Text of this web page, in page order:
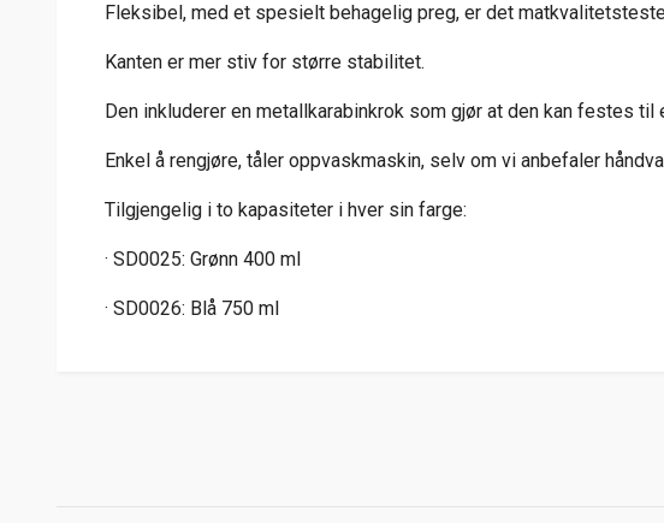
Fleksibel, med et spesielt behagelig preg, er det
Kanten er mer stiv for større stabilitet.
Den inkluderer en metallkarabinkrok som gjør at den kan festes
Enkel å rengjøre, tåler oppvaskmaskin, selv om vi anbefaler
Tilgjengelig i to kapasiteter i hver sin farge:
· SD0025: Grønn 400 ml
· SD0026: Blå 750 ml